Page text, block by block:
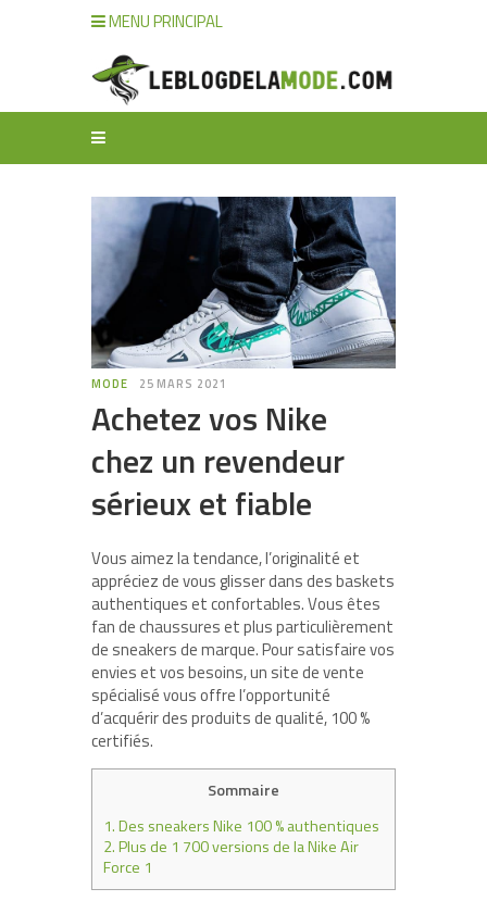
MENU PRINCIPAL
MODE 25 MARS 2021
Achetez vos Nike
chez un revendeur
sérieux et fiable
Vous aimez la tendance, l’originalité et
appréciez de vous glisser dans des baskets
authentiques et confortables. Vous êtes
fan de chaussures et plus particulièrement
de sneakers de marque. Pour satisfaire vos
envies et vos besoins, un site de vente
spécialisé vous offre l’opportunité
d’acquérir des produits de qualité, 100 %
certifiés.
Sommaire
1.Des sneakers Nike 100 % authentiques
2.Plus de 1 700 versions de la Nike Air
Force 1